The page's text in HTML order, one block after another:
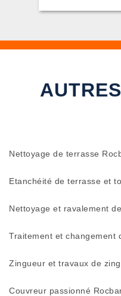
Nettoyage de terrasse
Etanchéité de terrasse et
Nettoyage et ravalement
Traitement et changement
Zingueur et travaux de
Couvreur passionné